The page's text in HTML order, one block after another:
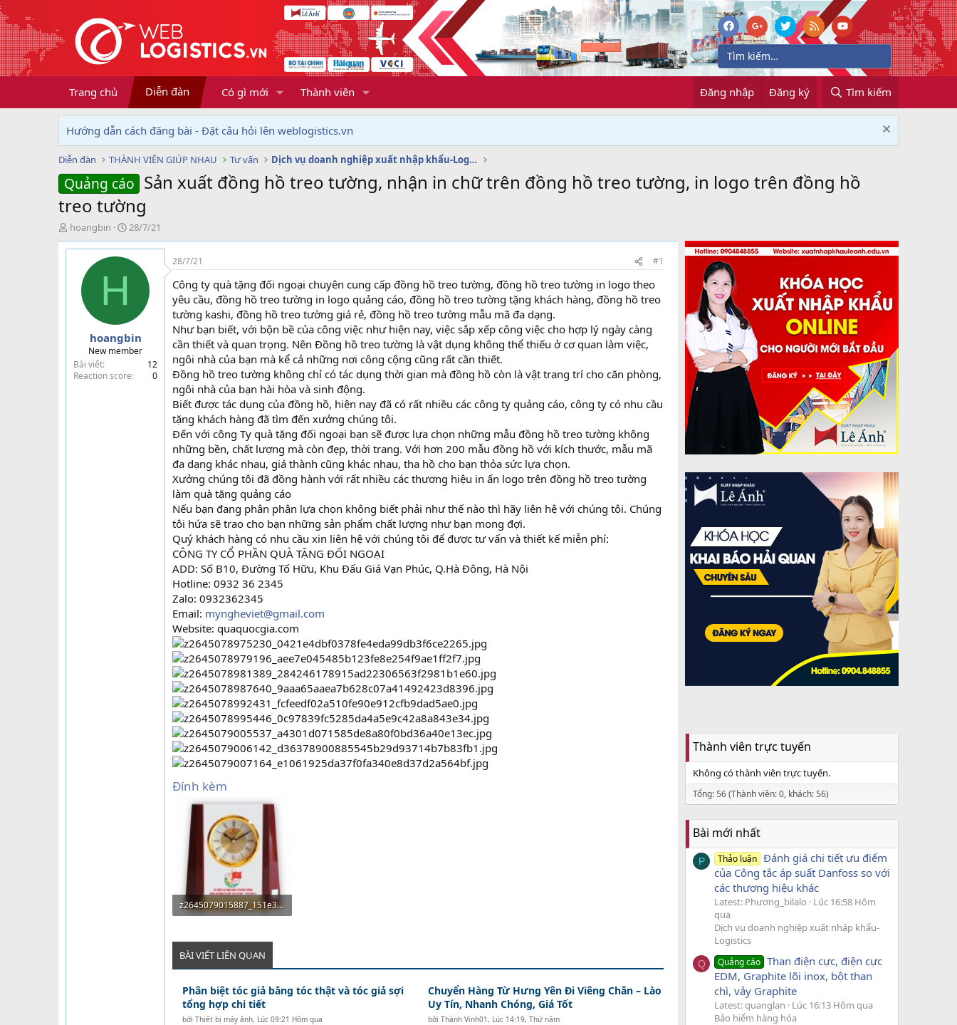
Trang chủ Diễn đàn Có gì mới Thành viên Đăng nhập Đăng ký Tìm kiếm
Hướng dẫn cách đăng bài - Đặt câu hỏi lên weblogistics.vn
Diễn đàn THÀNH VIÊN GIÚP NHAU Tư vấn Dịch vụ doanh nghiệp xuất nhập khẩu-Logistics
Quảng cáo Sản xuất đồng hồ treo tường, nhận in chữ trên đồng hồ treo tường, in logo trên đồng hồ
treo tường
T
h
r
hoangbin
N
g
à
y
28/7/21
H
hoangbin
New member
Bài viết
12
Reaction score
0
28/7/21 #1
Công ty quà tặng đối ngoại chuyên cung cấp đồng hồ treo tường, đồng hồ treo tường in logo theo
yêu cầu, đồng hồ treo tường in logo quảng cáo, đồng hồ treo tường tặng khách hàng, đồng hồ treo
tường kashi, đồng hồ treo tường giá rẻ, đồng hồ treo tường mẫu mã đa dạng.
Như bạn biết, với bộn bề của công việc như hiện nay, việc sắp xếp công việc cho hợp lý ngày càng
cần thiết và quan trọng. Nên Đồng hồ treo tường là vật dụng không thể thiếu ở cơ quan làm việc,
ngôi nhà của bạn mà kể cả những nơi công cộng cũng rất cần thiết.
Đồng hồ treo tường không chỉ có tác dụng thời gian mà đồng hồ còn là vật trang trí cho căn phòng,
ngôi nhà của bạn hài hòa và sinh động.
Biết được tác dụng của đồng hồ, hiện nay đã có rất nhiều các công ty quảng cáo, công ty có nhu cầu
tặng khách hàng đã tìm đến xưởng chúng tôi.
Đến với công Ty quà tặng đối ngoại bạn sẽ được lựa chọn những mẫu đồng hồ treo tường không
những bền, chất lượng mà còn đẹp, thời trang. Với hơn 200 mẫu đồng hồ với kích thước, mẫu mã
đa dạng khác nhau, giá thành cũng khác nhau, tha hồ cho bạn thỏa sức lựa chọn.
Xưởng chúng tôi đã đồng hành với rất nhiều các thương hiệu in ấn logo trên đồng hồ treo tường
làm quà tặng quảng cáo
Nếu bạn đang phân phân lựa chọn không biết phải như thế nào thì hãy liên hệ với chúng tôi. Chúng
tôi hứa sẽ trao cho bạn những sản phẩm chất lượng như bạn mong đợi.
Quý khách hàng có nhu cầu xin liên hệ với chúng tôi để được tư vấn và thiết kế miễn phí:
CÔNG TY CỔ PHẦN QUÀ TẶNG ĐỐI NGOẠI
ADD: Số B10, Đường Tố Hữu, Khu Đấu Giá Vạn Phúc, Q.Hà Đông, Hà Nội
Hotline: 0932 36 2345
Zalo: 0932362345
Email: myngheviet@gmail.com
Website: quaquocgia.com
Đính kèm
z2645079015887_151e3f3f6c329b50dde3a46fb6a44f77.jpg
BÀI VIẾT LIÊN QUAN
Phân biệt tóc giả bằng tóc thật và tóc giả sợi
tổng hợp chi tiết
bởi Thiết bị máy ảnh, Lúc 09:21 Hôm qua
Chuyển Hàng Từ Hưng Yên Đi Viêng Chăn – Lào
Uy Tín, Nhanh Chóng, Giá Tốt
bởi Thành Vinh01 , Lúc 14:19, Thứ năm
Thành viên trực tuyến
Không có thành viên trực tuyến.
Tổng: 56 (Thành viên: 0, khách: 56)
Bài mới nhất
P Thảo luận Đánh giá chi tiết ưu điểm
của Công tắc áp suất Danfoss so với
các thương hiệu khác
Latest: Phương_bilalo
Lúc 16:58 Hôm
qua
Dịch vụ doanh nghiệp xuất nhập khẩu-
Logistics
Q Quảng cáo Than điện cực, điện cực
EDM, Graphite lõi inox, bột than
chì, vảy Graphite
Latest: quanglan
Lúc 16:13 Hôm qua
Bảo hiểm hàng hóa